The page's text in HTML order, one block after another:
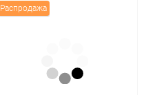
Распродажа